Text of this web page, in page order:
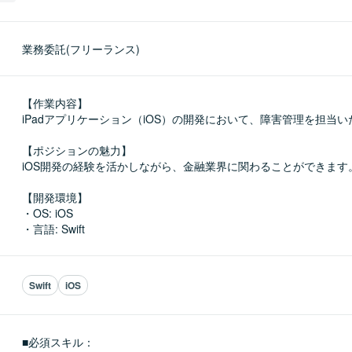
業務委託(フリーランス)
【作業内容】
iPadアプリケーション（iOS）の開発において、障害管理を担当い
【ポジションの魅力】
iOS開発の経験を活かしながら、金融業界に関わることができます。
【開発環境】
・OS: iOS
・言語: Swift
Swift iOS
■必須スキル：